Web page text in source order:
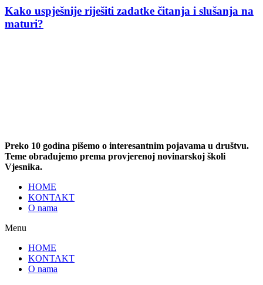
Kako uspješnije riješiti zadatke čitanja i slušanja na
maturi?
Preko 10 godina pišemo o interesantnim pojavama u društvu.
Teme obrađujemo prema provjerenoj novinarskoj školi
Vjesnika.
HOME
KONTAKT
O nama
Menu
HOME
KONTAKT
O nama